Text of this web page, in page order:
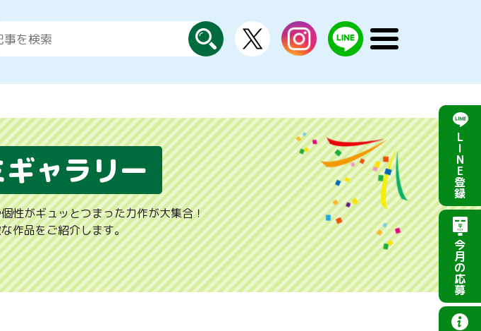
探
す
instagram LINE
公
メ
く
ャラリー
性がギュッとつまった力作が大集合！
作品をご紹介します。
L
I
N
E
登
録
今
月
の
応
募